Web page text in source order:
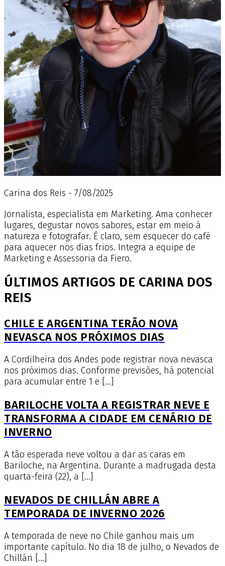
Carina dos Reis - 7/08/2025
Jornalista, especialista em Marketing. Ama conhecer
lugares, degustar novos sabores, estar em meio à
natureza e fotografar. É claro, sem esquecer do café
para aquecer nos dias frios. Integra a equipe de
Marketing e Assessoria da Fiero.
ÚLTIMOS ARTIGOS DE CARINA DOS
REIS
CHILE E ARGENTINA TERÃO NOVA
NEVASCA NOS PRÓXIMOS DIAS
A Cordilheira dos Andes pode registrar nova nevasca
nos próximos dias. Conforme previsões, há potencial
para acumular entre 1 e […]
BARILOCHE VOLTA A REGISTRAR NEVE E
TRANSFORMA A CIDADE EM CENÁRIO DE
INVERNO
A tão esperada neve voltou a dar as caras em
Bariloche, na Argentina. Durante a madrugada desta
quarta-feira (22), a […]
NEVADOS DE CHILLÁN ABRE A
TEMPORADA DE INVERNO 2026
A temporada de neve no Chile ganhou mais um
importante capítulo. No dia 18 de julho, o Nevados de
Chillán […]